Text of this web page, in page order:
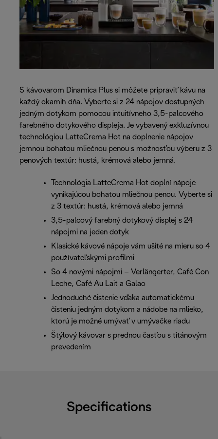
S kávovarom Dinamica Plus si môžete pripraviť kávu na
každý okamih dňa. Vyberte si z 24 nápojov dostupných
jedným dotykom pomocou intuitívneho 3,5-palcového
farebného dotykového displeja. Je vybavený exkluzívnou
technológiou LatteCrema Hot na doplnenie nápojov
jemnou bohatou mliečnou penou s možnosťou výberu z 3
penových textúr: hustá, krémová alebo jemná.
Technológia LatteCrema Hot doplní nápoje
vynikajúcou bohatou mliečnou penou. Vyberte si
z 3 textúr: hustá, krémová alebo jemná
3,5-palcový farebný dotykový displej s 24
nápojmi na jeden dotyk
Klasické kávové nápoje vám ušité na mieru so 4
používateľskými profilmi
So 4 novými nápojmi – Verlängerter, Café Con
Leche, Café Au Lait a Galao
Jednoduché čistenie vďaka automatickému
čisteniu jedným dotykom a nádobe na mlieko,
ktorú je možné umývať v umývačke riadu
Štýlový kávovar s prednou časťou s titánovým
prevedením
Specifications